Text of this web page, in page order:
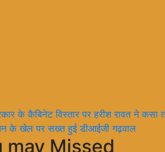
के कैबिनेट विस्तार पर हरीश रावत ने कसा
के खेल पर सख्त हुई डीआईजी गढ़वाल
may Missed